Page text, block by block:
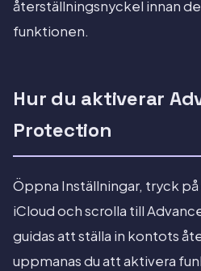
återställningsnyckel innan
funktionen.
Hur du aktiverar
Protection
Öppna Inställningar, tryck
iCloud och scrolla till
guidas att ställa in kontots
uppmanas du att aktivera